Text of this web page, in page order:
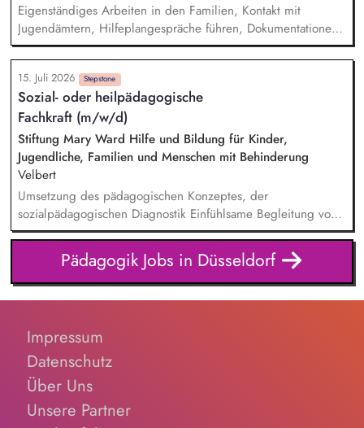
Eigenständiges Arbeiten in den Familien, Kontakt mit
Jugendämtern, Hilfeplangespräche führen, Dokumentationen
und Berichte verfassen, Teilnahme an Teamsitzungen und
Supervision
15. Juli 2026 Stepstone
Sozial- oder heilpädagogische
Fachkraft (m/w/d)
Stiftung Mary Ward Hilfe und Bildung für Kinder,
Jugendliche, Familien und Menschen mit Behinderung
Velbert
Umsetzung des pädagogischen Konzeptes, der
sozialpädagogischen Diagnostik Einfühlsame Begleitung von
jungen Menschen in Notsituationen Sichere Gestaltung des
pädagogischen Alltags, auch in unvorhersehbaren Situationen
Dokumentation der pädagogischen Arbeit und Erstellung von
Diagnostikberichten
Pädagogik Jobs in Düsseldorf
Impressum
Datenschutz
Über Uns
Unsere Partner